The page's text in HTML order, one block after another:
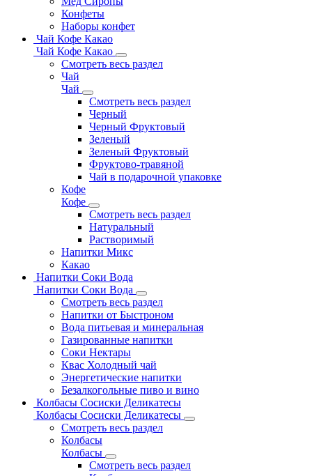
Конфеты
Наборы конфет
Чай Кофе Какао
Чай Кофе Какао
Смотреть весь раздел
Чай
Чай
Смотреть весь раздел
Черный
Черный Фруктовый
Зеленый
Зеленый Фруктовый
Фруктово-травяной
Чай в подарочной упаковке
Кофе
Кофе
Смотреть весь раздел
Натуральный
Растворимый
Напитки Микс
Какао
Напитки Соки Вода
Напитки Соки Вода
Смотреть весь раздел
Напитки от Быстроном
Вода питьевая и минеральная
Газированные напитки
Соки Нектары
Квас Холодный чай
Энергетические напитки
Безалкогольные пиво и вино
Колбасы Сосиски Деликатесы
Колбасы Сосиски Деликатесы
Смотреть весь раздел
Колбасы
Колбасы
Смотреть весь раздел